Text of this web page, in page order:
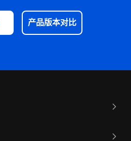
产品版本对比